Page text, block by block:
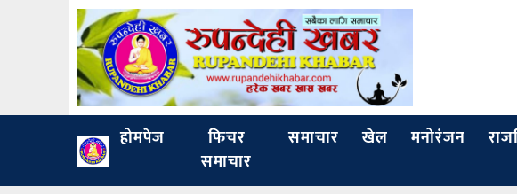
होमपेज
फिचर
समाचार
समाचार खेल मनोरंजन